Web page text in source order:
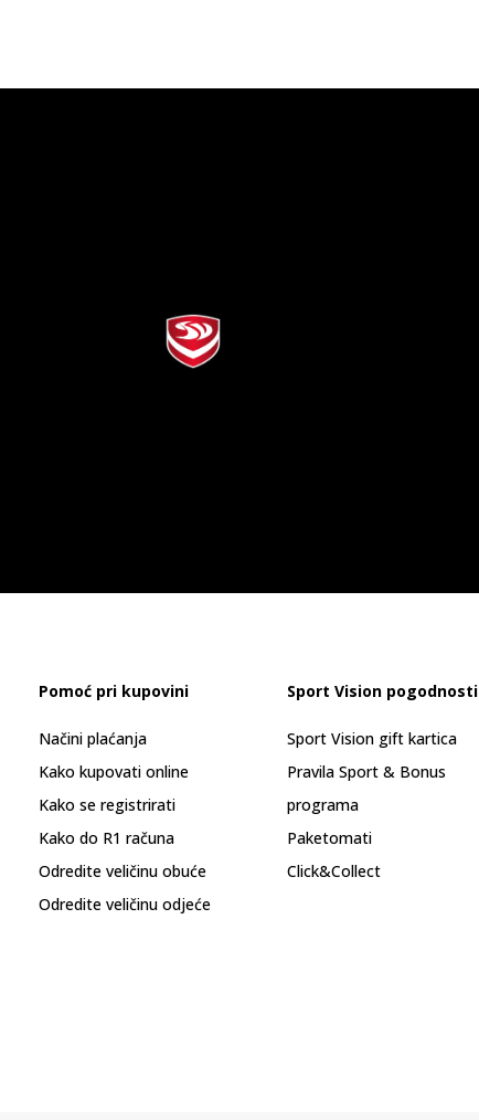
Pomoć pri kupovini
Načini plaćanja
Kako kupovati online
Kako se registrirati
Kako do R1 računa
Odredite veličinu obuće
Odredite veličinu odjeće
Sport Vision pogodnosti
Sport Vision gift kartica
Pravila Sport & Bonus
programa
Paketomati
Click&Collect